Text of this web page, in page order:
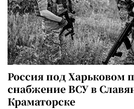
Россия под Харьковом
снабжение ВСУ в
Краматорске